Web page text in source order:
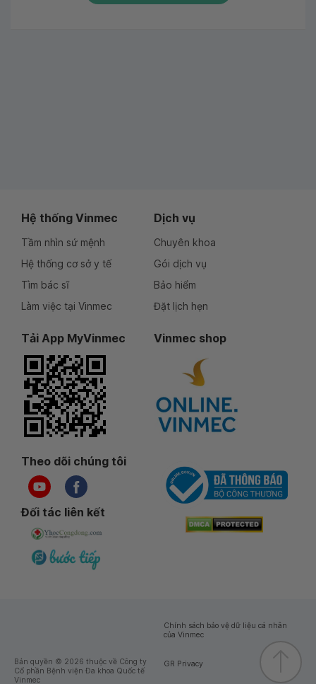
Hệ thống Vinmec
Tầm nhìn sứ mệnh
Hệ thống cơ sở y tế
Tìm bác sĩ
Làm việc tại Vinmec
Dịch vụ
Chuyên khoa
Gói dịch vụ
Bảo hiểm
Đặt lịch hẹn
Tải App MyVinmec Vinmec shop
Theo dõi chúng tôi
Đối tác liên kết
Bản quyền © 2026 thuộc về Công ty
Cổ phần Bệnh viện Đa khoa Quốc tế
Vinmec
Chính sách bảo vệ dữ liệu cá nhân
của Vinmec
GR Privacy